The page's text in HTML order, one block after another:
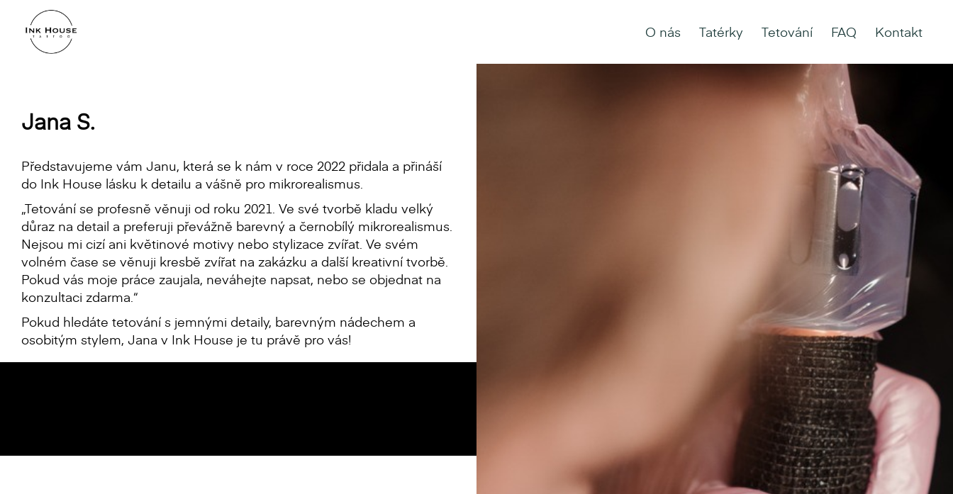
O nás Tatérky Tetování FAQ Kontakt
Jana S.
Představujeme vám Janu, která se k nám v roce 2022 přidala a přináší
do Ink House lásku k detailu a vášně pro mikrorealismus.
„Tetování se profesně věnuji od roku 2021. Ve své tvorbě kladu velký
důraz na detail a preferuji převážně barevný a černobílý mikrorealismus.
Nejsou mi cizí ani květinové motivy nebo stylizace zvířat. Ve svém
volném čase se věnuji kresbě zvířat na zakázku a další kreativní tvorbě.
Pokud vás moje práce zaujala, neváhejte napsat, nebo se objednat na
konzultaci zdarma.“
Pokud hledáte tetování s jemnými detaily, barevným nádechem a
osobitým stylem, Jana v Ink House je tu právě pro vás!